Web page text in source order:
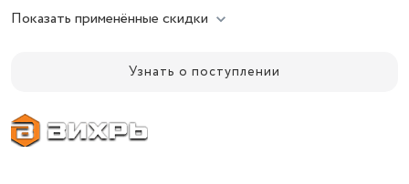
Показать применённые скидки
Узнать о поступлении